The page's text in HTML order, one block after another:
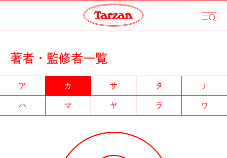
著者・監修者一覧
ア カ サ タ
ナ
ハ
マ ヤ ラ ワ